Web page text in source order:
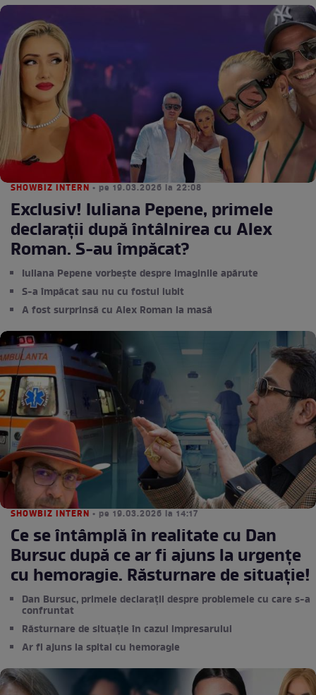
SHOWBIZ INTERN • pe 19.03.2026 la 22:08
Exclusiv! Iuliana Pepene, primele
declarații după întâlnirea cu Alex
Roman. S-au împăcat?
Iuliana Pepene vorbește despre imaginile apărute
S-a împăcat sau nu cu fostul iubit
A fost surprinsă cu Alex Roman la masă
SHOWBIZ INTERN • pe 19.03.2026 la 14:17
Ce se întâmplă în realitate cu Dan
Bursuc după ce ar fi ajuns la urgențe
cu hemoragie. Răsturnare de situație!
Dan Bursuc, primele declarații despre problemele cu care s-a
confruntat
Răsturnare de situație în cazul impresarului
Ar fi ajuns la spital cu hemoragie